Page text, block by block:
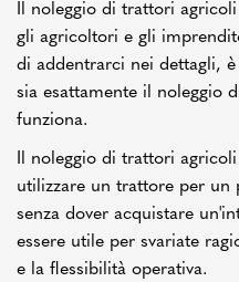
Il noleggio di trattori
gli agricoltori e gli
di addentrarci nei dettagli,
sia esattamente il noleggio
funziona.
Il noleggio di trattori
utilizzare un trattore per un
senza dover acquistare
essere utile per svariate
e la flessibilità operativa.